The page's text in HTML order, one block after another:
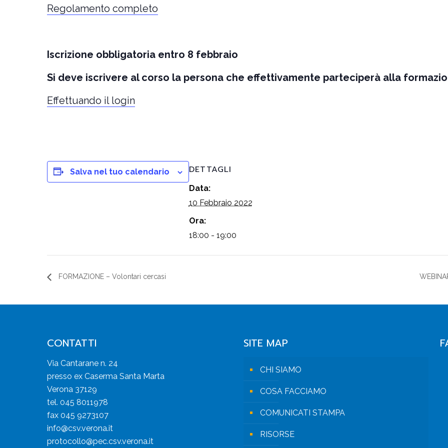
Regolamento completo
Iscrizione obbligatoria entro 8 febbraio
Si deve iscrivere al corso la persona che effettivamente parteciperà alla
Effettuando il login
Salva nel tuo calendario DETTAGLI
Data:
10 Febbraio 2022
Ora:
18:00 - 19:00
FORMAZIONE – Volontari cercasi
CONTATTI
Via Cantarane n. 24
presso ex Caserma Santa Marta
Verona 37129
tel. 045 8011978
fax 045 9273107
info@csv.verona.it
protocollo@pec.csv.verona.it
SITE MAP
CHI SIAMO
COSA FACCIAMO
COMUNICATI STAMPA
RISORSE